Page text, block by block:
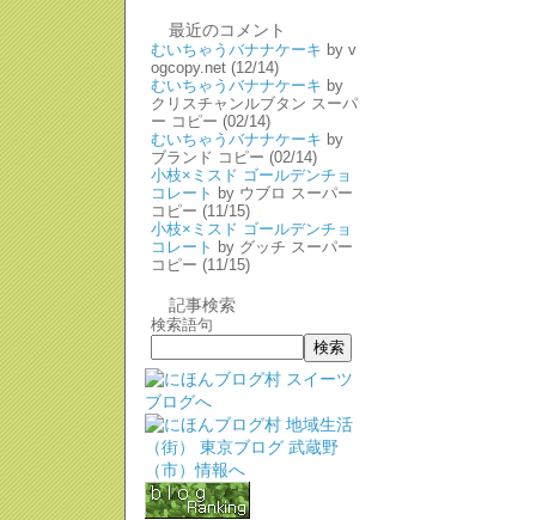
最近のコメント
むいちゃうバナナケーキ by v
ogcopy.net (12/14)
むいちゃうバナナケーキ by
クリスチャンルブタン スーパ
ー コピー (02/14)
むいちゃうバナナケーキ by
ブランド コピー (02/14)
小枝×ミスド ゴールデンチョ
コレート by ウブロ スーパー
コピー (11/15)
小枝×ミスド ゴールデンチョ
コレート by グッチ スーパー
コピー (11/15)
記事検索
検索語句